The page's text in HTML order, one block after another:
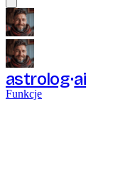
astrolog ai
Funkcje